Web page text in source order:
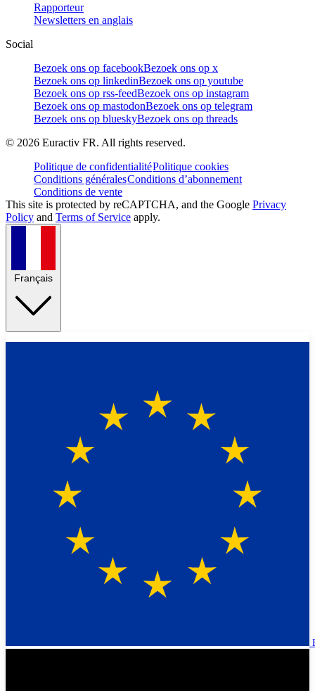
Rapporteur
Newsletters en anglais
Social
Bezoek ons op facebookBezoek ons op x
Bezoek ons op linkedinBezoek ons op youtube
Bezoek ons op rss-feedBezoek ons op instagram
Bezoek ons op mastodonBezoek ons op telegram
Bezoek ons op blueskyBezoek ons op threads
© 2026 Euractiv FR. All rights reserved.
Politique de confidentialitéPolitique cookies
Conditions généralesConditions d’abonnement
Conditions de vente
This site is protected by reCAPTCHA, and the Google Privacy
Policy and Terms of Service apply.
Français